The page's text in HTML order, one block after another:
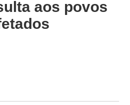
aos povos